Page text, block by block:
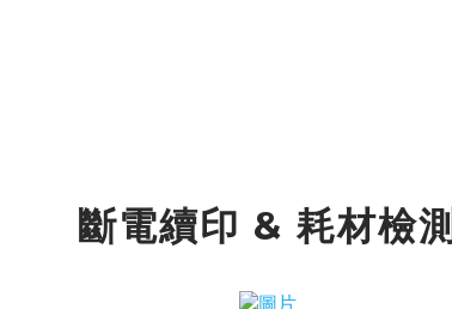
斷電續印 & 耗材檢測